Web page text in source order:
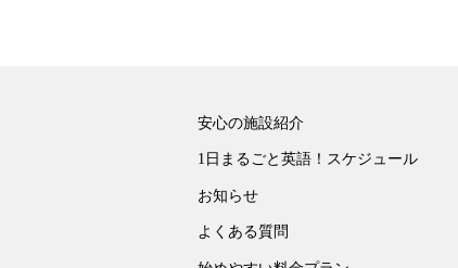
安心の施設紹介
1日まるごと英語！スケジュール
お知らせ
よくある質問